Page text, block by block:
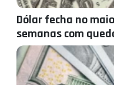
Dólar fecha no
semanas com